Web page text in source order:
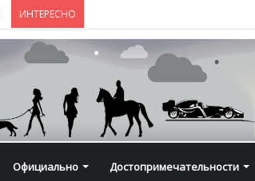
ИНТЕРЕСНО
Официально Достопримечательности